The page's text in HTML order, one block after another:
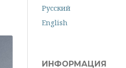
Русский
English
ИНФОРМАЦИЯ